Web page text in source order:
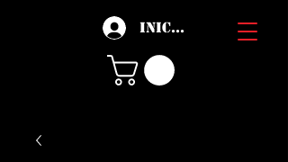
Iniciar sesión